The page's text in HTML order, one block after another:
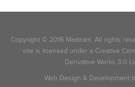
Copyright © 2016 Maatram. All rights
site is licensed under a Creative
Derivative Works 3.0
Web Design & Development